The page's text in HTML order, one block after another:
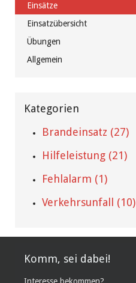
Einsätze
Einsatzübersicht
Übungen
Allgemein
Kategorien
Brandeinsatz (27)
Hilfeleistung (21)
Fehlalarm (1)
Verkehrsunfall (10)
Komm, sei dabei!